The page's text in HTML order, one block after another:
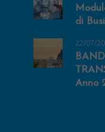
di
22/07/
Anno